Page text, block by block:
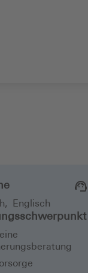
, Englisch